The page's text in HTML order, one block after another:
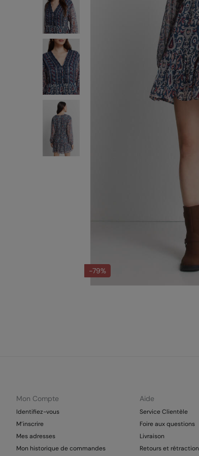
-79%
Mon Compte
Identifiez-vous
M’inscrire
Mes adresses
Mon historique de commandes
Aide
Service Clientèle
Foire aux questions
Livraison
Retours et rétraction